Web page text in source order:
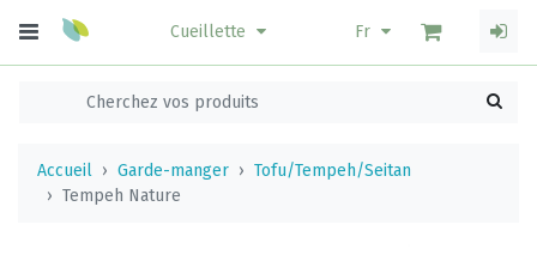
Cueillette Fr
Accueil Garde-manger
Tofu/Tempeh/Seitan
Tempeh Nature